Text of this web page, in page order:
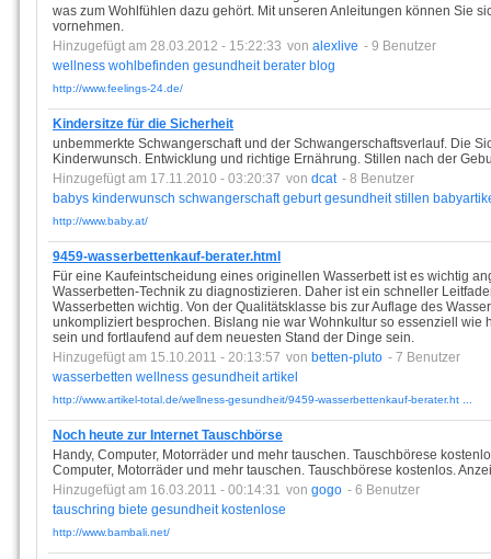
was zum Wohlfühlen dazu gehört. Mit unseren Anleitungen können Sie
vornehmen.
Hinzugefügt am 28.03.2012 - 15:22:33 von alexlive - 9 Benutzer
wellness wohlbefinden gesundheit berater blog
http://www.feelings-24.de/
Kindersitze für die Sicherheit
unbemmerkte Schwangerschaft und der Schwangerschaftsverlauf. Die
Kinderwunsch. Entwicklung und richtige Ernährung. Stillen nach der
Hinzugefügt am 17.11.2010 - 03:20:37 von dcat - 8 Benutzer
babys kinderwunsch schwangerschaft geburt gesundheit stillen
http://www.baby.at/
9459-wasserbettenkauf-berater.html
Für eine Kaufeintscheidung eines originellen Wasserbett ist es wichtig
Wasserbetten-Technik zu diagnostizieren. Daher ist ein schneller
Wasserbetten wichtig. Von der Qualitätsklasse bis zur Auflage des
unkompliziert besprochen. Bislang nie war Wohnkultur so essenziell wie
sein und fortlaufend auf dem neuesten Stand der Dinge sein.
Hinzugefügt am 15.10.2011 - 20:13:57 von betten-pluto - 7 Benutzer
wasserbetten wellness gesundheit artikel
http://www.artikel-total.de/wellness-gesundheit/9459-wasserbettenkauf-berater.ht ...
Noch heute zur Internet Tauschbörse
Handy, Computer, Motorräder und mehr tauschen. Tauschbörese
Computer, Motorräder und mehr tauschen. Tauschbörese kostenlos.
Hinzugefügt am 16.03.2011 - 00:14:31 von gogo - 6 Benutzer
tauschring biete gesundheit kostenlose
http://www.bambali.net/